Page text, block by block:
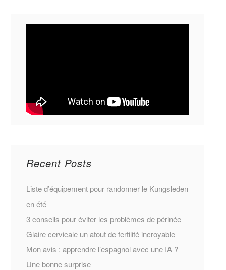
Recent Posts
Liste d’équipement pour randonner le Kungsleden
en été
3 conseils pour éviter les problèmes de périnée
Glaire cervicale un atout de fertilité incroyable
Mon avis : apprendre l’espagnol avec une IA ?
Une bonne surprise